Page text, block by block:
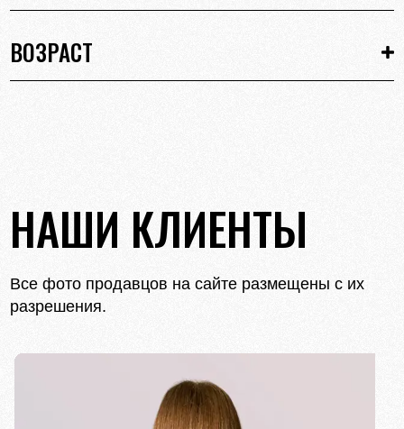
ВОЗРАСТ
НАШИ КЛИЕНТЫ
Все фото продавцов на сайте размещены с их
разрешения.